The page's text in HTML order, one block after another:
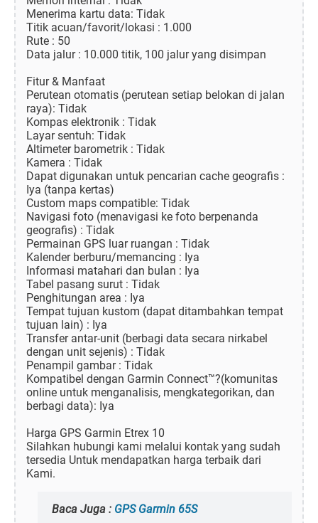
Menerima kartu data: Tidak
Titik acuan/favorit/lokasi : 1.000
Rute : 50
Data jalur : 10.000 titik, 100 jalur yang disimpan
Fitur & Manfaat
Perutean otomatis (perutean setiap belokan di jalan
raya): Tidak
Kompas elektronik : Tidak
Layar sentuh: Tidak
Altimeter barometrik : Tidak
Kamera : Tidak
Dapat digunakan untuk pencarian cache geografis :
Iya (tanpa kertas)
Custom maps compatible: Tidak
Navigasi foto (menavigasi ke foto berpenanda
geografis) : Tidak
Permainan GPS luar ruangan : Tidak
Kalender berburu/memancing : Iya
Informasi matahari dan bulan : Iya
Tabel pasang surut : Tidak
Penghitungan area : Iya
Tempat tujuan kustom (dapat ditambahkan tempat
tujuan lain) : Iya
Transfer antar-unit (berbagi data secara nirkabel
dengan unit sejenis) : Tidak
Penampil gambar : Tidak
Kompatibel dengan Garmin Connect™?(komunitas
online untuk menganalisis, mengkategorikan, dan
berbagi data): Iya
Harga GPS Garmin Etrex 10
Silahkan hubungi kami melalui kontak yang sudah
tersedia Untuk mendapatkan harga terbaik dari
Kami.
Baca Juga : GPS Garmin 65S